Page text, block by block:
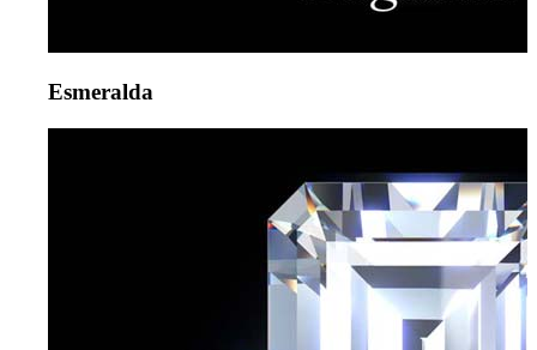
Esmeralda